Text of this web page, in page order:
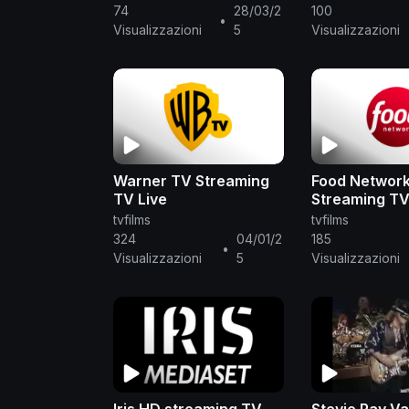
http://reportage.wdr.de/die-
ro....ckpalast-geschichte-
► Der
74
Visualizzazioni
•
28/03/2
5
100
Visualizzazioni
Warner TV Streaming
TV Live
tvfilms
324
Visualizzazioni
•
04/01/2
5
Food
Streaming
tvfilms
185
Visualizzazioni